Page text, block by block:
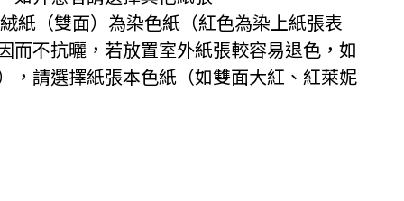
紙（雙面）為染色紙（紅色為染上紙張表
而不抗曬，若放置室外紙張較容易退色，如
，請選擇紙張本色紙（如雙面大紅、紅萊妮